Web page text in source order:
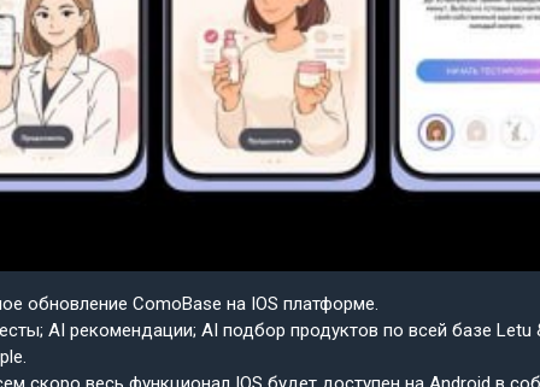
обновление ComoBase на IOS платформе.
AI рекомендации; AI подбор продуктов по всей базе Letu